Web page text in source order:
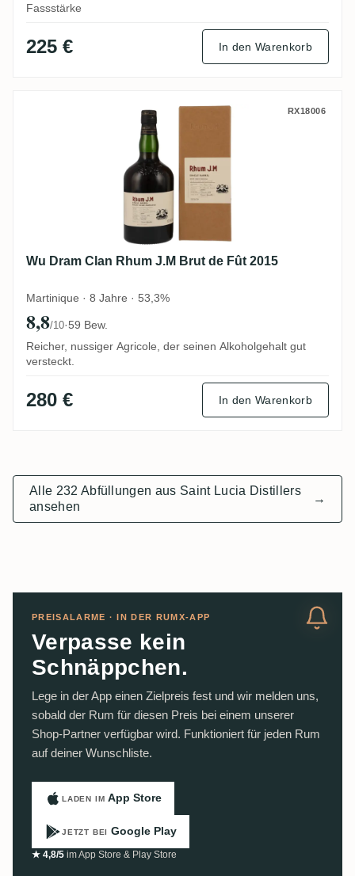
Fassstärke
225 € In den Warenkorb
Wu Dram Clan Rhum J.M Brut de Fût 2015
RX18006
Wu Dram Clan Rhum J.M Brut de Fût 2015
Martinique · 8 Jahre · 53,3%
8,8/10·59 Bew.
Reicher, nussiger Agricole, der seinen Alkoholgehalt gut
versteckt.
280 € In den Warenkorb
Alle 232 Abfüllungen aus Saint Lucia Distillers
ansehen
→
PREISALARME · IN DER RUMX-APP
Verpasse kein
Schnäppchen.
Lege in der App einen Zielpreis fest und wir melden uns,
sobald der Rum für diesen Preis bei einem unserer
Shop-Partner verfügbar wird. Funktioniert für jeden Rum
auf deiner Wunschliste.
LADEN IM App Store
JETZT BEI Google Play
★ 4,8/5 im App Store & Play Store